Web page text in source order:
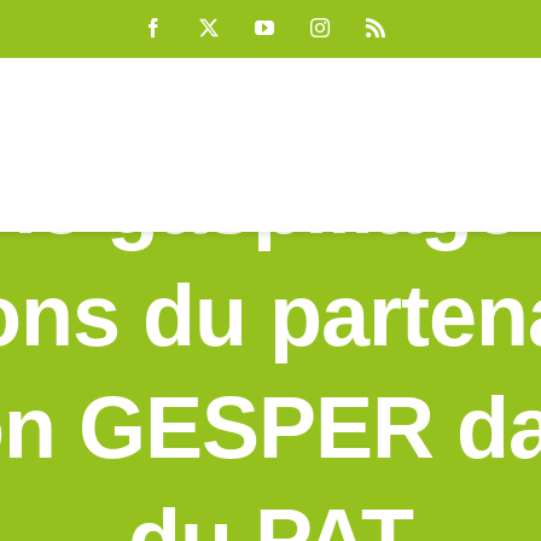
Facebook YouTubeInstagram
du
GESPER